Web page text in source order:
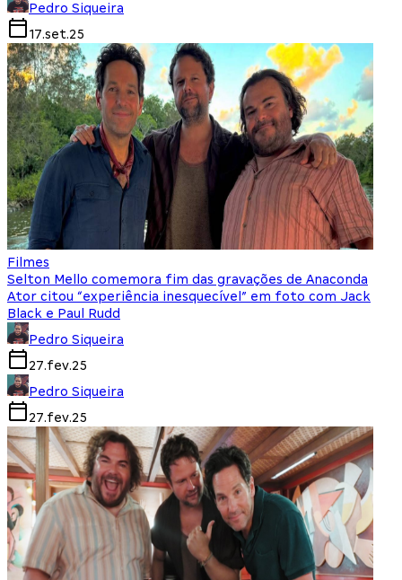
Pedro Siqueira
17.set.25
Filmes
Selton Mello comemora fim das gravações de Anaconda
Ator citou “experiência inesquecível” em foto com Jack
Black e Paul Rudd
Pedro Siqueira
27.fev.25
Pedro Siqueira
27.fev.25